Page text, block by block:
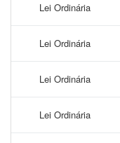
Lei Ordinária
Lei Ordinária
Lei Ordinária
Lei Ordinária